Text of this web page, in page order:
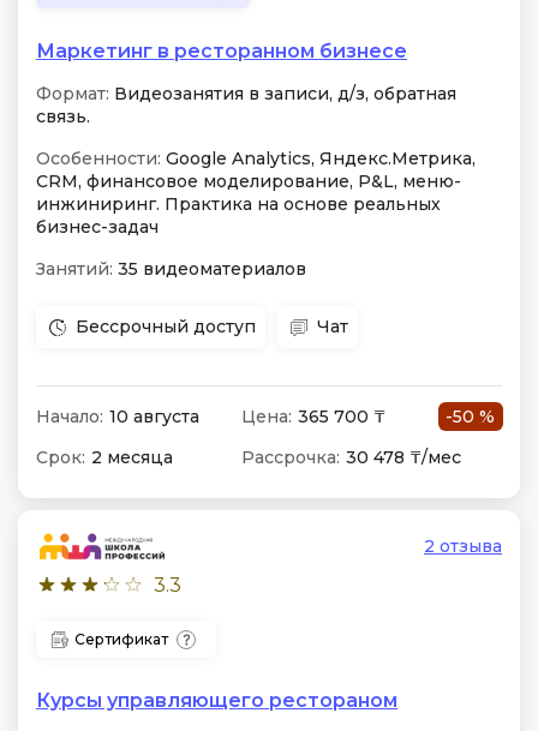
Маркетинг в ресторанном бизнесе
Формат: Видеозанятия в записи, д/з, обратная
связь.
Особенности: Google Analytics, Яндекс.Метрика,
CRM, финансовое моделирование, P&L, меню-
инжиниринг. Практика на основе реальных
бизнес-задач
Занятий: 35 видеоматериалов
Бессрочный доступ Чат
Начало: 10 августа Цена: 365 700 ₸
-50 %
Срок: 2 месяца Рассрочка: 30 478 ₸/мес
3.3
2 отзыва
Сертификат
Курсы управляющего рестораном